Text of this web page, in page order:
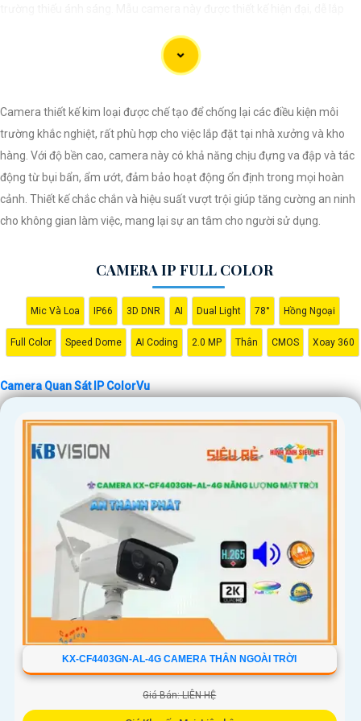
gia đình, hay nhà kho. Camera Quan Sát IP ColorVu cung cấp khả năng
quan sát từ xa qua hệ thống mạng internet, giúp bạn dễ dàng theo dõi
Camera thiết kế kim loại được chế tạo để chống lại các điều kiện môi
trường khắc nghiệt, rất phù hợp cho việc lắp đặt tại nhà xưởng và kho
hàng. Với độ bền cao, camera này có khả năng chịu đựng va đập và tác
động từ bụi bẩn, ẩm ướt, đảm bảo hoạt động ổn định trong mọi hoàn
cảnh. Thiết kế chắc chắn và hiệu suất vượt trội giúp tăng cường an ninh
cho không gian làm việc, mang lại sự an tâm cho người sử dụng.
CAMERA IP FULL COLOR
Mic Và Loa IP66 3D DNR AI Dual Light 78° Hồng Ngoại
Full Color Speed Dome AI Coding 2.0 MP Thân CMOS Xoay 360
Camera Quan Sát IP ColorVu
KX-CF4403GN-AL-4G CAMERA THÂN NGOÀI TRỜI
Giá Bán: LIÊN HỆ